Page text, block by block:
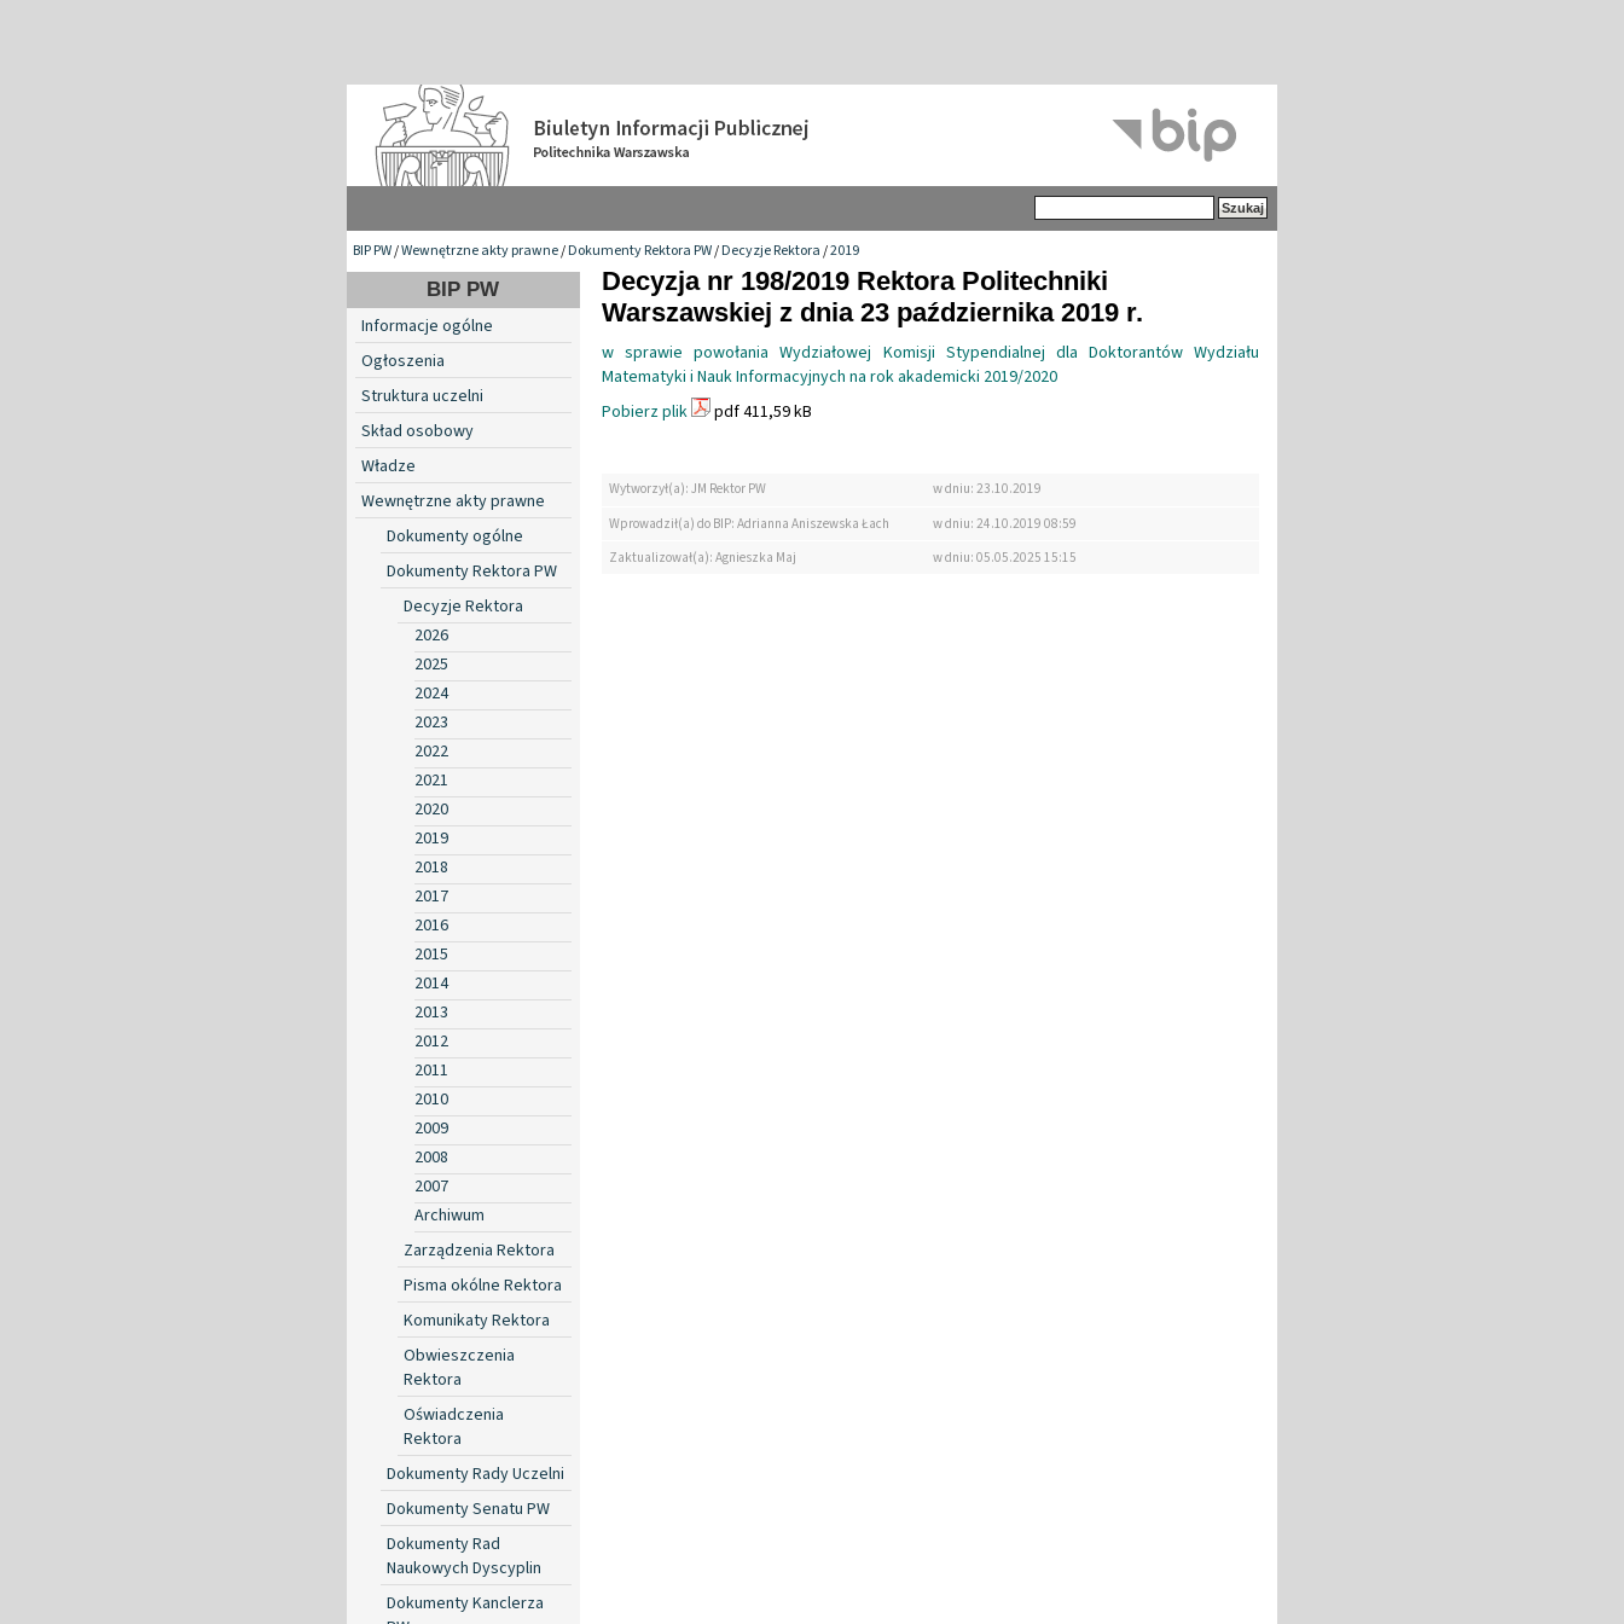
BIP PW/Wewnętrzne akty prawne/Dokumenty Rektora PW/Decyzje Rektora/2019
BIP PW
Informacje ogólne
Ogłoszenia
Struktura uczelni
Skład osobowy
Władze
Wewnętrzne akty prawne
Dokumenty ogólne
Dokumenty Rektora PW
Decyzje Rektora
2026
2025
2024
2023
2022
2021
2020
2019
2018
2017
2016
2015
2014
2013
2012
2011
2010
2009
2008
2007
Archiwum
Zarządzenia Rektora
Pisma okólne Rektora
Komunikaty Rektora
Obwieszczenia
Rektora
Oświadczenia
Rektora
Dokumenty Rady Uczelni
Dokumenty Senatu PW
Dokumenty Rad
Naukowych Dyscyplin
Dokumenty Kanclerza
Decyzja nr 198/2019 Rektora Politechniki
Warszawskiej z dnia 23 października 2019 r.
w sprawie powołania Wydziałowej Komisji Stypendialnej dla Doktorantów Wydziału
Matematyki i Nauk Informacyjnych na rok akademicki 2019/2020
Pobierz plik
pdf 411,59 kB
Wytworzył(a): JM Rektor PW
w dniu: 23.10.2019
Wprowadził(a) do BIP: Adrianna Aniszewska Łach
w dniu: 24.10.2019 08:59
Zaktualizował(a): Agnieszka Maj
w dniu: 05.05.2025 15:15